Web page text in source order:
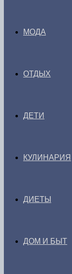
МОДА
ОТДЫХ
ДЕТИ
КУЛИНАРИЯ
ДИЕТЫ
ДОМ И БЫТ